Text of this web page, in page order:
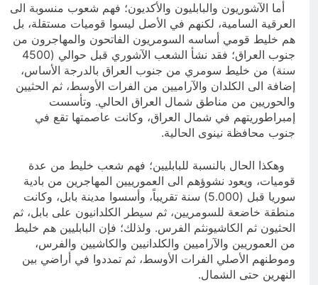
أما الآشوريون والبابليون والأكديون؛ فهم شعوب منسوبة الى
العرقية السامية، لكنهم في الأصل ليسوا قوميات مستقلة، بل
هم خليط قومي أساسه السومريون الفاتحون والمهاجرون من
جنوب العراق؛ فقد نشأ الشعب الآشوري قبل حوالي (4500
سنة) من خليط سومري من جنوب العراق بالدرجة الأساس،
إضافة الى الكلدان والآراميين من الفرات الأوسط، ثم الحثيين
والحوريين من مناطق شمال العراق الحالي. وتأسست
إمبراطوريتهم في شمال العراق، وكانت عاصمتها تقع في
جنوب محافظة نينوى الحالية.
وهكذا الحال بالنسبة للبابليين؛ فهم شعب خليط من عدة
قوميات، ويعود نشوؤهم الى العمورييين المهاجرين من بادية
سوريا قبل (5.000) سنة تقريباً، وأسسوا مدينة بابل، وكانت
منطقة خاضعة للسومريين، ثم سيطر الكلدانيون على بابل، ثم
الحثيون ثم الكاشيونثم الفرس. ولذلك؛ فإن البابليين هم خليط
من العموريين والآراميين والكلدانيين والكاشيين والفرس،
وموطنهم الأصلي الفرات الأوسط، ثم تمددوا في أراضي بين
النهرين حتى الشمال.